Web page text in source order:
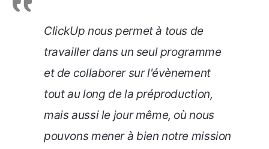
ClickUp nous permet à tous de
travailler dans un seul programme
et de collaborer sur l'évènement
tout au long de la préproduction,
mais aussi le jour même, où nous
pouvons mener à bien notre mission